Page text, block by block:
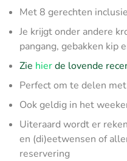
Met 8 gerechten
Je krijgt onder andere
pangang, gebakken kip
Zie hierde lovende
Perfect om te delen
Ook geldig in het
Uiteraard wordt er
en (di)eetwensen of
reservering